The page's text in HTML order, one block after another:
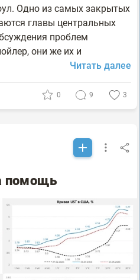
Одно из самых закрытых
главы центральных
проблем
они же их и
Читать далее
0 9 3
помощь